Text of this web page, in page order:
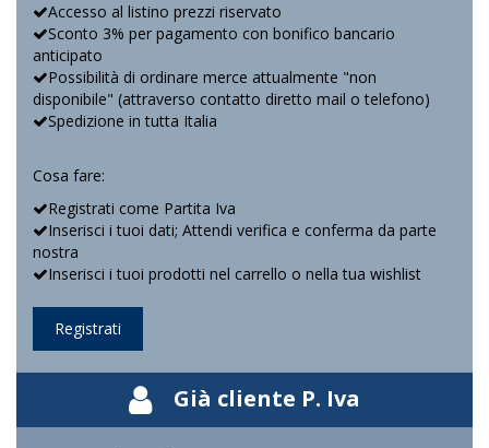
Accesso al listino prezzi riservato
Sconto 3% per pagamento con bonifico bancario
anticipato
Possibilità di ordinare merce attualmente "non
disponibile" (attraverso contatto diretto mail o telefono)
Spedizione in tutta Italia
Cosa fare:
Registrati come Partita Iva
Inserisci i tuoi dati; Attendi verifica e conferma da parte
nostra
Inserisci i tuoi prodotti nel carrello o nella tua wishlist
Registrati
Già cliente P. Iva